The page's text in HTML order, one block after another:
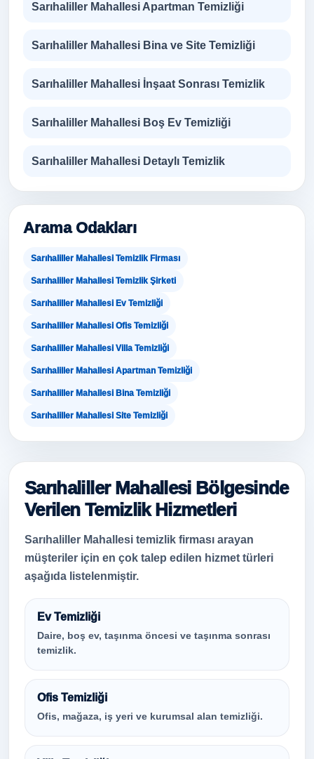
Sarıhaliller Mahallesi Apartman Temizliği
Sarıhaliller Mahallesi Bina ve Site Temizliği
Sarıhaliller Mahallesi İnşaat Sonrası Temizlik
Sarıhaliller Mahallesi Boş Ev Temizliği
Sarıhaliller Mahallesi Detaylı Temizlik
Arama Odakları
Sarıhaliller Mahallesi Temizlik Firması
Sarıhaliller Mahallesi Temizlik Şirketi
Sarıhaliller Mahallesi Ev Temizliği
Sarıhaliller Mahallesi Ofis Temizliği
Sarıhaliller Mahallesi Villa Temizliği
Sarıhaliller Mahallesi Apartman Temizliği
Sarıhaliller Mahallesi Bina Temizliği
Sarıhaliller Mahallesi Site Temizliği
Sarıhaliller Mahallesi Bölgesinde
Verilen Temizlik Hizmetleri
Sarıhaliller Mahallesi temizlik firması arayan
müşteriler için en çok talep edilen hizmet türleri
aşağıda listelenmiştir.
Ev Temizliği
Daire, boş ev, taşınma öncesi ve taşınma sonrası
temizlik.
Ofis Temizliği
Ofis, mağaza, iş yeri ve kurumsal alan temizliği.